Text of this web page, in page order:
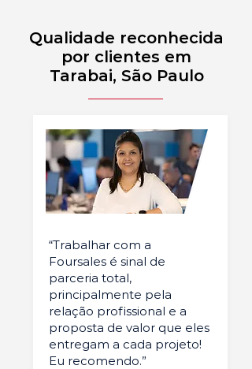
Qualidade reconhecida
por clientes em
Tarabai, São Paulo
“Trabalhar com a
Foursales é sinal de
parceria total,
principalmente pela
relação profissional e a
proposta de valor que eles
entregam a cada projeto!
Eu recomendo.”